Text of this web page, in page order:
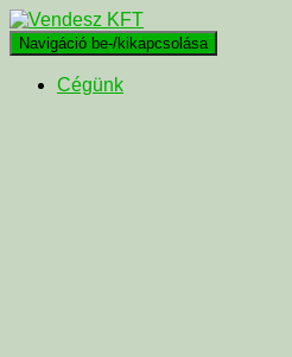
Navigáció be-/kikapcsolása
Cégünk